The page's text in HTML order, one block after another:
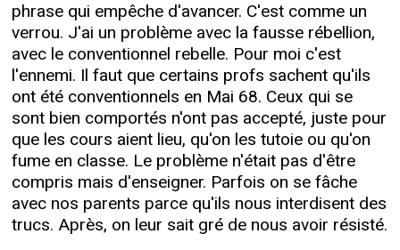
phrase qui empêche d'avancer. C'est comme un
verrou. J'ai un problème avec la fausse rébellion,
avec le conventionnel rebelle. Pour moi c'est
l'ennemi. Il faut que certains profs sachent qu'ils
ont été conventionnels en Mai 68. Ceux qui se
sont bien comportés n'ont pas accepté, juste pour
que les cours aient lieu, qu'on les tutoie ou qu'on
fume en classe. Le problème n'était pas d'être
compris mais d'enseigner. Parfois on se fâche
avec nos parents parce qu'ils nous interdisent des
trucs. Après, on leur sait gré de nous avoir résisté.